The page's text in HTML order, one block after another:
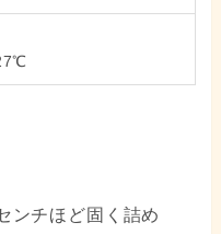
ンチほど固く詰め